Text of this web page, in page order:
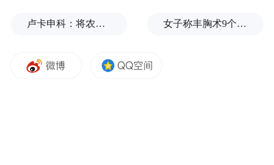
后，系统识别到右侧后方车辆跟车节奏较
卢卡申科：将农忙季节不好好干活的人都发配边疆充军！ 女子称丰胸术9个月后确诊乳腺癌，医美机构：手术不可能引发癌症，建议走司法途径